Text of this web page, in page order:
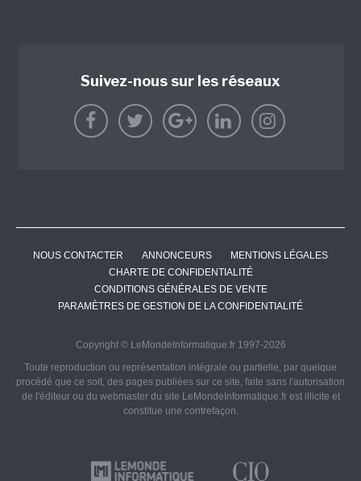
Suivez-nous sur les réseaux
NOUS CONTACTER ANNONCEURS
MENTIONS LÉGALES
CHARTE DE CONFIDENTIALITÉ
CONDITIONS GÉNÉRALES DE VENTE
PARAMÈTRES DE GESTION DE LA CONFIDENTIALITÉ
Copyright © LeMondeInformatique.fr 1997-2026
Toute reproduction ou représentation intégrale ou partielle, par quelque
procédé que ce soit, des pages publiées sur ce site, faite sans l'autorisation
de l'éditeur ou du webmaster du site LeMondeInformatique.fr est illicite et
constitue une contrefaçon.